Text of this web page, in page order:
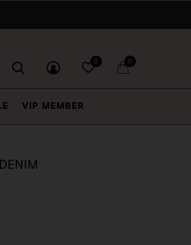
VIP MEMBER
0 0